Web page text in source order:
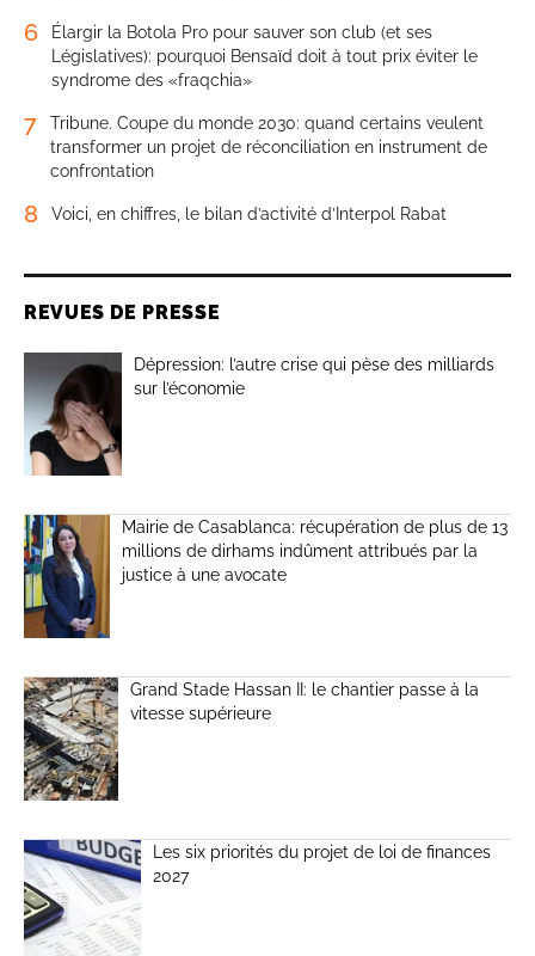
6
Élargir la Botola Pro pour sauver son club (et ses
Législatives): pourquoi Bensaïd doit à tout prix éviter le
syndrome des «fraqchia»
7
Tribune. Coupe du monde 2030: quand certains veulent
transformer un projet de réconciliation en instrument de
confrontation
8 Voici, en chiffres, le bilan d’activité d’Interpol Rabat
REVUES DE PRESSE
Dépression: l’autre crise qui pèse des milliards
sur l’économie
Mairie de Casablanca: récupération de plus de 13
millions de dirhams indûment attribués par la
justice à une avocate
Grand Stade Hassan II: le chantier passe à la
vitesse supérieure
Les six priorités du projet de loi de finances
2027